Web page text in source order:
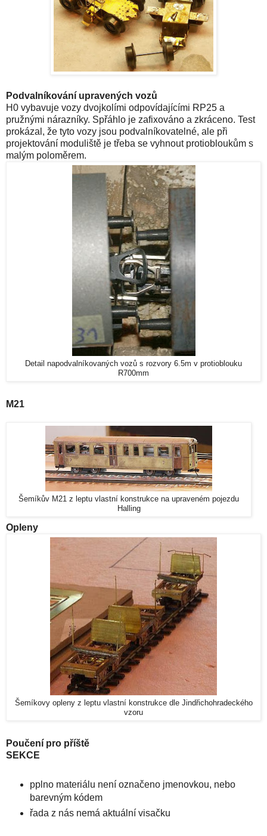
Podvalníkování upravených vozů
H0 vybavuje vozy dvojkolími odpovídajícími RP25 a
pružnými nárazníky. Spřáhlo je zafixováno a zkráceno. Test
prokázal, že tyto vozy jsou podvalníkovatelné, ale při
projektování moduliště je třeba se vyhnout protiobloukům s
malým poloměrem.
Detail napodvalníkovaných vozů s rozvory 6.5m v protioblouku
R700mm
M21
Šemíkův M21 z leptu vlastní konstrukce na upraveném pojezdu
Halling
Opleny
Šemíkovy opleny z leptu vlastní konstrukce dle Jindřichohradeckého
vzoru
Poučení pro příště
SEKCE
pplno materiálu není označeno jmenovkou, nebo
barevným kódem
řada z nás nemá aktuální visačku